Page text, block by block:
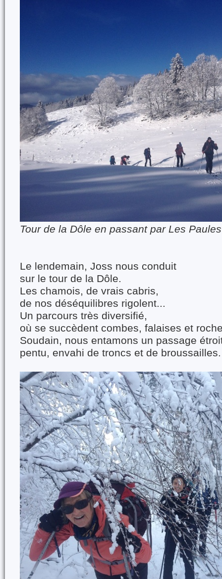
Tour de la Dôle en passant par Les Paules
Le lendemain, Joss nous conduit
sur le tour de la Dôle.
Les chamois, de vrais cabris,
de nos déséquilibres rigolent...
Un parcours très diversifié,
où se succèdent combes, falaises et
Soudain, nous entamons un passage
pentu, envahi de troncs et de broussailles.